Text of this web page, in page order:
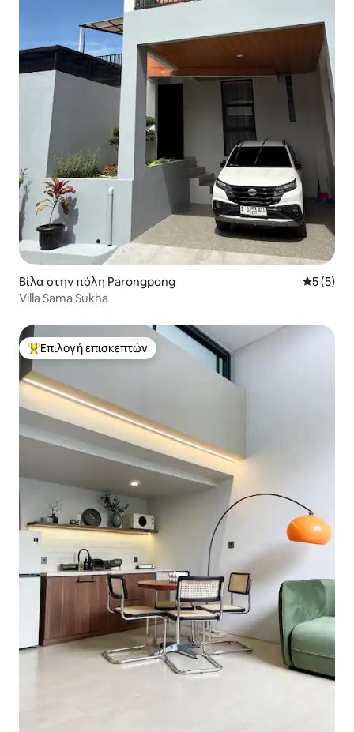
Βίλα στην πόλη Parongpong Μέση
5 (5)
Villa Sama Sukha
Κορυφαία επιλογή επισκεπτών
Επιλογή επισκεπτών